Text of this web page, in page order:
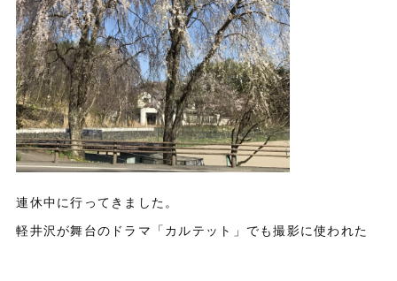
連休中に行ってきました。
軽井沢が舞台のドラマ「カルテット」でも撮影に使われた